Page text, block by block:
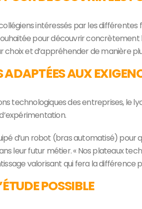
intéressés par les
pour découvrir
choix et d’appréhender de manière
AUX
technologiques des entreprises, le
d’un robot (bras automatisé) pour
leur futur métier. « Nos plateaux
valorisant qui fera la différence
POSSIBLE